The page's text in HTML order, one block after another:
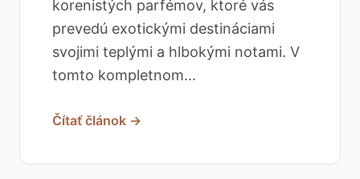
korenistých parfémov, ktoré vás
prevedú exotickými destináciami
svojimi teplými a hlbokými notami. V
tomto kompletnom...
Čítať článok →